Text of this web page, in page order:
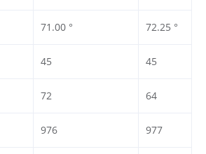
71.00 ° 72.25 °
45 45
72 64
976 977